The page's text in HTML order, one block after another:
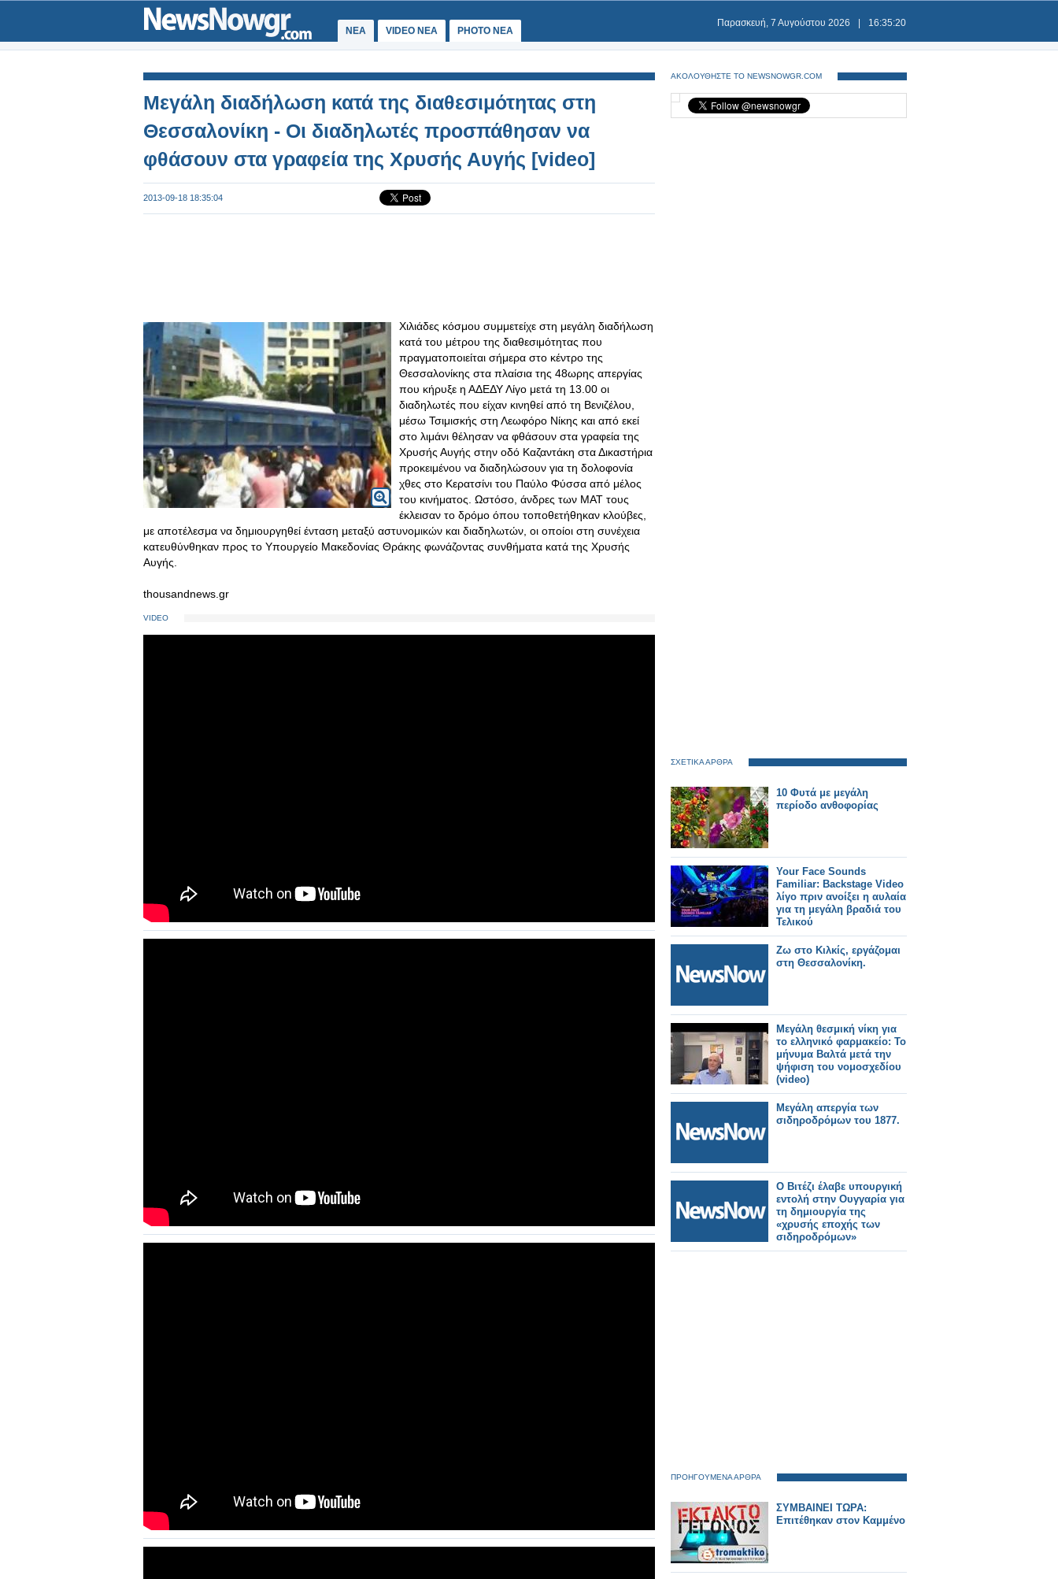
ΝΕΑ VIDEO NEA PHOTO NEA
Παρασκευή, 7 Αυγούστου 2026 16:35:21
Μεγάλη διαδήλωση κατά της διαθεσιμότητας στη
Θεσσαλονίκη - Οι διαδηλωτές προσπάθησαν να
φθάσουν στα γραφεία της Χρυσής Αυγής [video]
2013-09-18 18:35:04
Χιλιάδες κόσμου συμμετείχε στη μεγάλη διαδήλωση
κατά του μέτρου της διαθεσιμότητας που
πραγματοποιείται σήμερα στο κέντρο της
Θεσσαλονίκης στα πλαίσια της 48ωρης απεργίας
που κήρυξε η ΑΔΕΔΥ Λίγο μετά τη 13.00 οι
διαδηλωτές που είχαν κινηθεί από τη Βενιζέλου,
μέσω Τσιμισκής στη Λεωφόρο Νίκης και από εκεί
στο λιμάνι θέλησαν να φθάσουν στα γραφεία της
Χρυσής Αυγής στην οδό Καζαντάκη στα Δικαστήρια
προκειμένου να διαδηλώσουν για τη δολοφονία
χθες στο Κερατσίνι του Παύλο Φύσσα από μέλος
του κινήματος. Ωστόσο, άνδρες των ΜΑΤ τους
έκλεισαν το δρόμο όπου τοποθετήθηκαν κλούβες,
με αποτέλεσμα να δημιουργηθεί ένταση μεταξύ αστυνομικών και διαδηλωτών, οι οποίοι στη συνέχεια
κατευθύνθηκαν προς το Υπουργείο Μακεδονίας Θράκης φωνάζοντας συνθήματα κατά της Χρυσής
Αυγής.
thousandnews.gr
VIDEO
ΑΚΟΛΟΥΘΗΣΤΕ ΤΟ NEWSNOWGR.COM
ΣΧΕΤΙΚΑ ΑΡΘΡΑ
10 Φυτά με μεγάλη
περίοδο ανθοφορίας
Your Face Sounds
Familiar: Backstage Video
λίγο πριν ανοίξει η αυλαία
για τη μεγάλη βραδιά του
Τελικού
Ζω στο Κιλκίς, εργάζομαι
στη Θεσσαλονίκη.
Μεγάλη θεσμική νίκη για
το ελληνικό φαρμακείο: Το
μήνυμα Βαλτά μετά την
ψήφιση του νομοσχεδίου
(video)
Μεγάλη απεργία των
σιδηροδρόμων του 1877.
Ο Βιτέζι έλαβε υπουργική
εντολή στην Ουγγαρία για
τη δημιουργία της
«χρυσής εποχής των
σιδηροδρόμων»
ΠΡΟΗΓΟΥΜΕΝΑ ΑΡΘΡΑ
ΣΥΜΒΑΙΝΕΙ ΤΩΡΑ:
Eπιτέθηκαν στον Καμμένο